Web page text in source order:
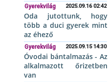
Gyerekvilág 2025.09.16 02:42
Oda jutottunk, hogy
több a duci gyerek mint
az éhező
Gyerekvilág 2025.09.15 14:30
Óvodai bántalmazás - Az
alkalmazott őrizetben
van